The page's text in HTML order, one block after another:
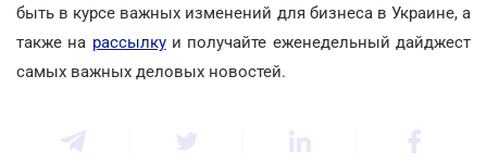
быть в курсе важных изменений для бизнеса в Украине, а
также на рассылкуи получайте еженедельный дайджест
самых важных деловых новостей.